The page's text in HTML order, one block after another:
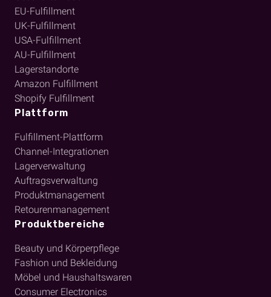
EU-Fulfillment
UK-Fulfillment
USA-Fulfillment
AU-Fulfillment
Lagerstandorte
Amazon Fulfillment
Shopify Fulfillment
Plattform
Fulfillment-Plattform
Channel-Integrationen
Lagerverwaltung
Auftragsverwaltung
Produktmanagement
Retourenmanagement
Produktbereiche
Beauty und Körperpflege
Fashion und Bekleidung
Möbel und Haushaltswaren
Consumer Electronics